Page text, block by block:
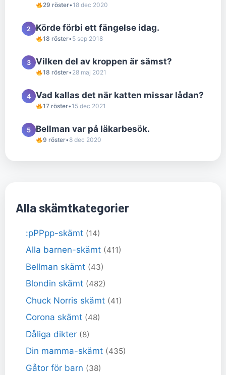
29 röster•18 dec 2020
2 Körde förbi ett fängelse idag.
18 röster•5 sep 2018
3 Vilken del av kroppen är sämst?
18 röster•28 maj 2021
4 Vad kallas det när katten missar lådan?
17 röster•15 dec 2021
5 Bellman var på läkarbesök.
9 röster•8 dec 2020
Alla skämtkategorier
:pPPpp-skämt (14)
Alla barnen-skämt (411)
Bellman skämt (43)
Blondin skämt (482)
Chuck Norris skämt (41)
Corona skämt (48)
Dåliga dikter (8)
Din mamma-skämt (435)
Gåtor för barn (38)